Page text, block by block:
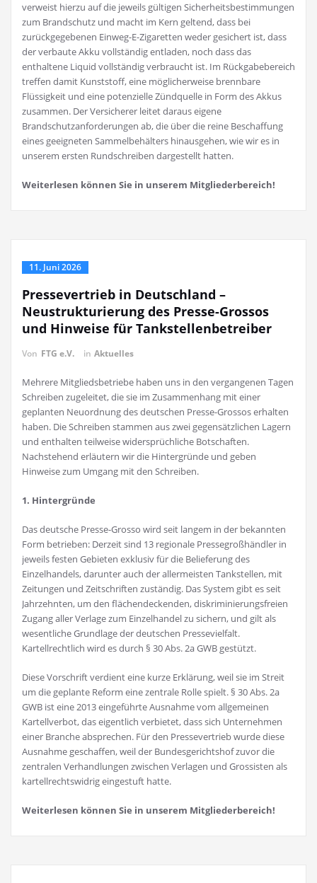
verweist hierzu auf die jeweils gültigen Sicherheitsbestimmungen
zum Brandschutz und macht im Kern geltend, dass bei
zurückgegebenen Einweg-E-Zigaretten weder gesichert ist, dass
der verbaute Akku vollständig entladen, noch dass das
enthaltene Liquid vollständig verbraucht ist. Im Rückgabebereich
treffen damit Kunststoff, eine möglicherweise brennbare
Flüssigkeit und eine potenzielle Zündquelle in Form des Akkus
zusammen. Der Versicherer leitet daraus eigene
Brandschutzanforderungen ab, die über die reine Beschaffung
eines geeigneten Sammelbehälters hinausgehen, wie wir es in
unserem ersten Rundschreiben dargestellt hatten.
Weiterlesen können Sie in unserem Mitgliederbereich!
11. Juni 2026
Pressevertrieb in Deutschland –
Neustrukturierung des Presse-Grossos
und Hinweise für Tankstellenbetreiber
Von FTG e.V. in Aktuelles
Mehrere Mitgliedsbetriebe haben uns in den vergangenen Tagen
Schreiben zugeleitet, die sie im Zusammenhang mit einer
geplanten Neuordnung des deutschen Presse-Grossos erhalten
haben. Die Schreiben stammen aus zwei gegensätzlichen Lagern
und enthalten teilweise widersprüchliche Botschaften.
Nachstehend erläutern wir die Hintergründe und geben
Hinweise zum Umgang mit den Schreiben.
1. Hintergründe
Das deutsche Presse-Grosso wird seit langem in der bekannten
Form betrieben: Derzeit sind 13 regionale Pressegroßhändler in
jeweils festen Gebieten exklusiv für die Belieferung des
Einzelhandels, darunter auch der allermeisten Tankstellen, mit
Zeitungen und Zeitschriften zuständig. Das System gibt es seit
Jahrzehnten, um den flächendeckenden, diskriminierungsfreien
Zugang aller Verlage zum Einzelhandel zu sichern, und gilt als
wesentliche Grundlage der deutschen Pressevielfalt.
Kartellrechtlich wird es durch § 30 Abs. 2a GWB gestützt.
Diese Vorschrift verdient eine kurze Erklärung, weil sie im Streit
um die geplante Reform eine zentrale Rolle spielt. § 30 Abs. 2a
GWB ist eine 2013 eingeführte Ausnahme vom allgemeinen
Kartellverbot, das eigentlich verbietet, dass sich Unternehmen
einer Branche absprechen. Für den Pressevertrieb wurde diese
Ausnahme geschaffen, weil der Bundesgerichtshof zuvor die
zentralen Verhandlungen zwischen Verlagen und Grossisten als
kartellrechtswidrig eingestuft hatte.
Weiterlesen können Sie in unserem Mitgliederbereich!